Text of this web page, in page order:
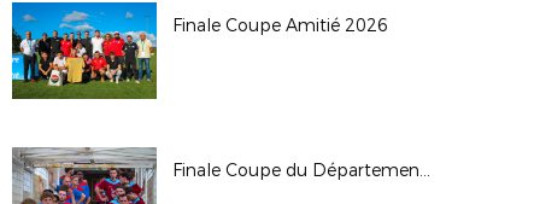
Finale Coupe Amitié 2026
Finale Coupe du Département 2026